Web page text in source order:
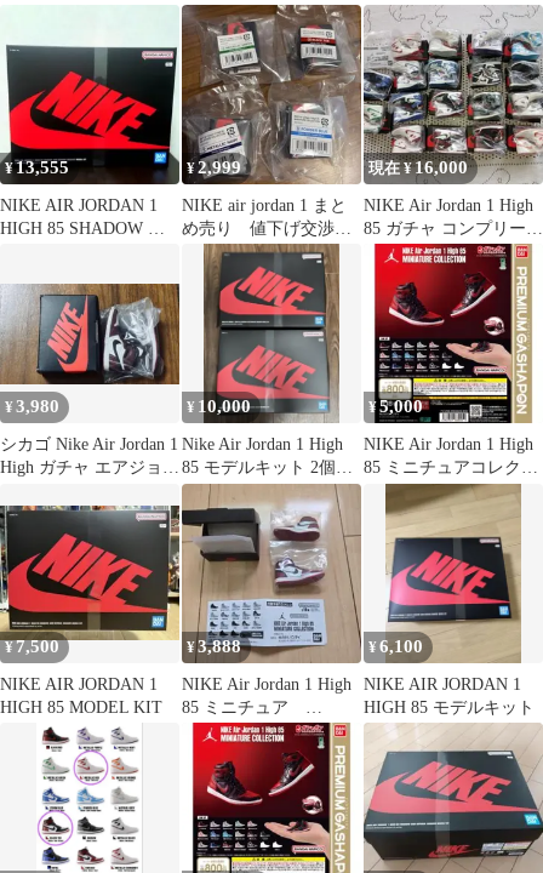
ラモデル
¥13,555
NIKE AIR JORDAN 1
HIGH 85 SHADOW モ
¥2,999
NIKE air jordan 1 まと
め売り 値下げ交渉不
現在 ¥ 16,000
NIKE Air Jordan 1 High
85 ガチャ コンプリート
全18種
¥3,980
シカゴ Nike Air Jordan 1
High ガチャ エアジョー
¥ 10,000
Nike Air Jordan 1 High
85 モデルキット 2個セ
ット
¥5,000
NIKE Air Jordan 1 High
85 ミニチュアコレクシ
¥7,500
NIKE AIR JORDAN 1
HIGH 85 MODEL KIT
¥3,888
NIKE Air Jordan 1 High
85 ミニチュア
CHICAGO
¥6,100
NIKE AIR JORDAN 1
HIGH 85 モデルキット